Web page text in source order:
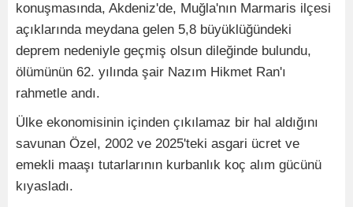
konuşmasında, Akdeniz'de, Muğla'nın Marmaris ilçesi
açıklarında meydana gelen 5,8 büyüklüğündeki
deprem nedeniyle geçmiş olsun dileğinde bulundu,
ölümünün 62. yılında şair Nazım Hikmet Ran'ı
rahmetle andı.
Ülke ekonomisinin içinden çıkılamaz bir hal aldığını
savunan Özel, 2002 ve 2025'teki asgari ücret ve
emekli maaşı tutarlarının kurbanlık koç alım gücünü
kıyasladı.